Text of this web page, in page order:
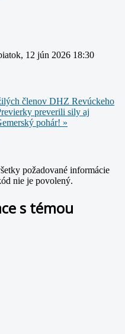
12 jún 2026 18:30
členov DHZ Revúckeho
preverili sily aj
pohár! »
požadované informácie
nie je povolený.
s témou